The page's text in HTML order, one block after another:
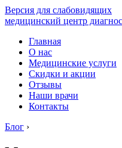
Версия для слабовидящих
медицинский центр
Главная
О нас
Медицинские услуги
Скидки и акции
Отзывы
Наши врачи
Контакты
Блог ›